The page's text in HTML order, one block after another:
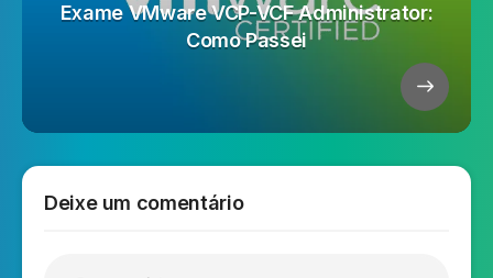
Exame VMware VCP-VCF Administrator:
Como Passei
Deixe um comentário